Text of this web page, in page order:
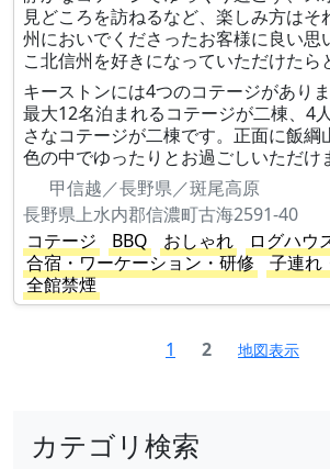
見どころを訪ねるなど、楽しみ方はそ
州においでくださったお客様に良い思
こ北信州を好きになっていただけたら
キーストンには4つのコテージがあり
最大12名泊まれるコテージが二棟、4
さなコテージが二棟です。正面に飯綱
色の中でゆったりとお過ごしいただけ
甲信越／長野県／斑尾高原
長野県上水内郡信濃町古海2591-40
コテージ
BBQ おしゃれ
ログハウ
合宿・ワーケーション・研修
子連れ
全館禁煙
1 2 地図表示
カテゴリ検索